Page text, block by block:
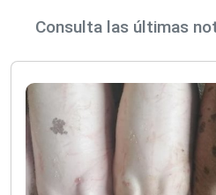
Consulta las últimas